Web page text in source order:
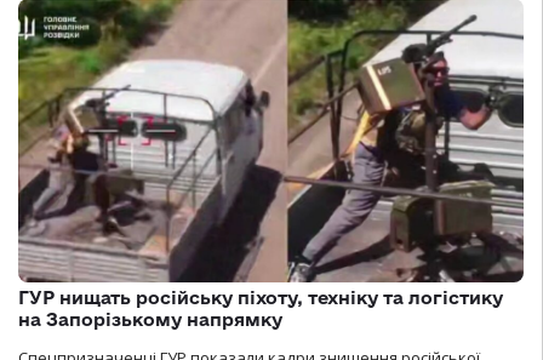
ГУР нищать російську піхоту, техніку та логістику
на Запорізькому напрямку